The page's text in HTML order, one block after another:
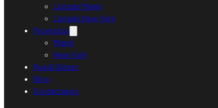
Listado Miami
Listado New York
Proyectos
Miami
New York
Ruedi Sieber
Blog
Contáctanos